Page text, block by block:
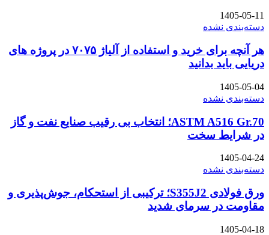
1405-05-11
دسته‌بندی نشده
هر آنچه برای خرید و استفاده از آلیاژ ۷۰۷۵ در پروژه های
دریایی باید بدانید
1405-05-04
دسته‌بندی نشده
ASTM A516 Gr.70؛ انتخاب بی رقیب صنایع نفت و گاز
در شرایط سخت
1405-04-24
دسته‌بندی نشده
ورق فولادی S355J2؛ ترکیبی از استحکام، جوش‌پذیری و
مقاومت در سرمای شدید
1405-04-18